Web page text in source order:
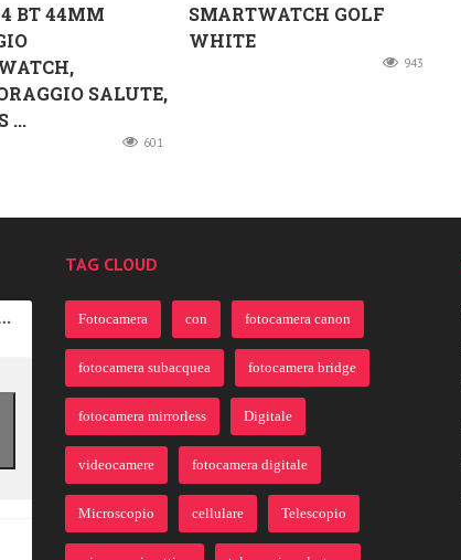
BT 44MM
SALUTE,
...
601
SMARTWATCH GOLF
WHITE
943
TAG CLOUD
Fotocamera con fotocamera canon
fotocamera subacquea fotocamera bridge
fotocamera mirrorless Digitale
videocamere fotocamera digitale
Microscopio cellulare Telescopio